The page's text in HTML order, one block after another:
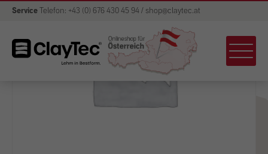
Service Telefon: +43 (0) 676 430 45 94 / shop@claytec.at